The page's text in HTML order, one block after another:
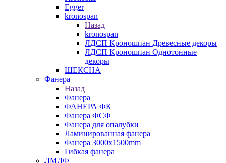
Egger
kronospan
Назад
kronospan
ЛДСП Кроношпан Древесные декоры
ЛДСП Кроношпан Однотонные
декоры
ШЕКСНА
Фанера
Назад
Фанера
ФАНЕРА ФК
Фанера ФСФ
Фанера для опалубки
Ламинированная фанера
Фанера 3000х1500mm
Гибкая фанера
ЛМДФ